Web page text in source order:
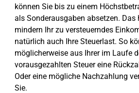
können Sie bis zu einem
als Sonderausgaben absetzen. Das
mindern Ihr zu versteuerndes
natürlich auch Ihre Steuerlast. So
möglicherweise aus Ihrer im Laufe
vorausgezahlten Steuer eine
Oder eine mögliche Nachzahlung
Sie.